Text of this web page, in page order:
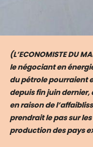
(L’ECONOMISTE DU
le négociant en
du pétrole pourraient
depuis fin juin
en raison de
prendrait le pas sur
production des pays